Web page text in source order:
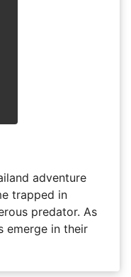
adventure
trapped in
predator. As
emerge in their